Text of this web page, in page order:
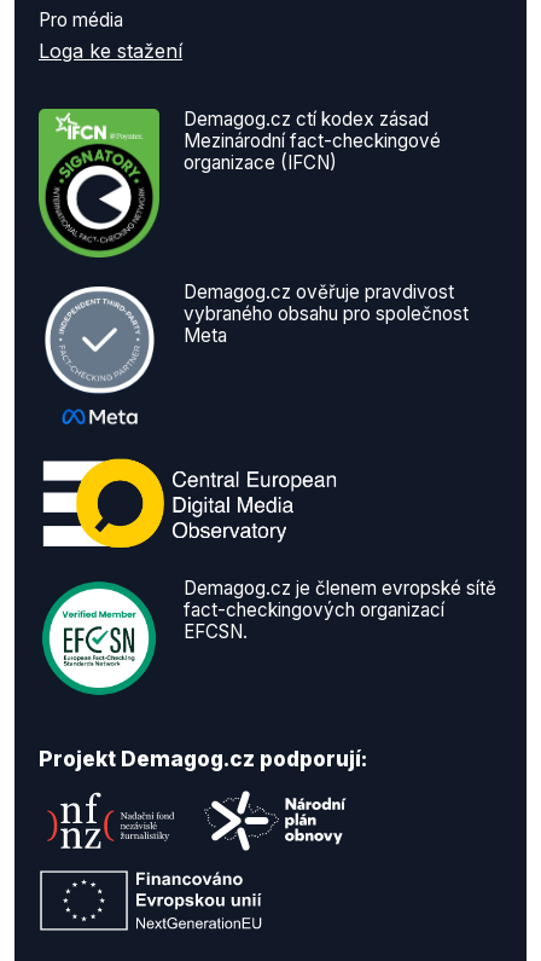
2 208
Pro média
Loga ke stažení
Demagog.cz ctí kodex zásad
Mezinárodní fact-checkingové
organizace (IFCN)
Demagog.cz ověřuje pravdivost
vybraného obsahu pro společnost
Meta
Demagog.cz je členem evropské sítě
fact-checkingových organizací
EFCSN.
Projekt Demagog.cz podporují: